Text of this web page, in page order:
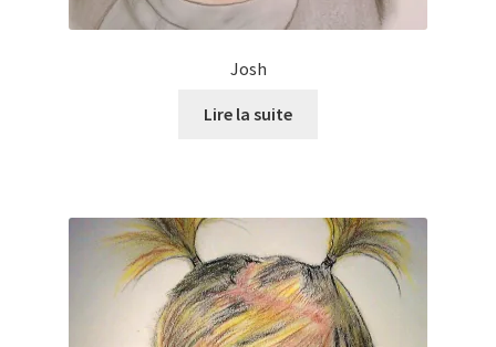
Josh
Lire la suite